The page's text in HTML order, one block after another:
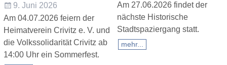
9. Juni 2026
Am 04.07.2026 feiern der
Heimatverein Crivitz e. V. und
die Volkssolidarität Crivitz ab
14:00 Uhr ein Sommerfest.
Am 27.06.2026 findet der
nächste Historische
Stadtspaziergang statt.
mehr...